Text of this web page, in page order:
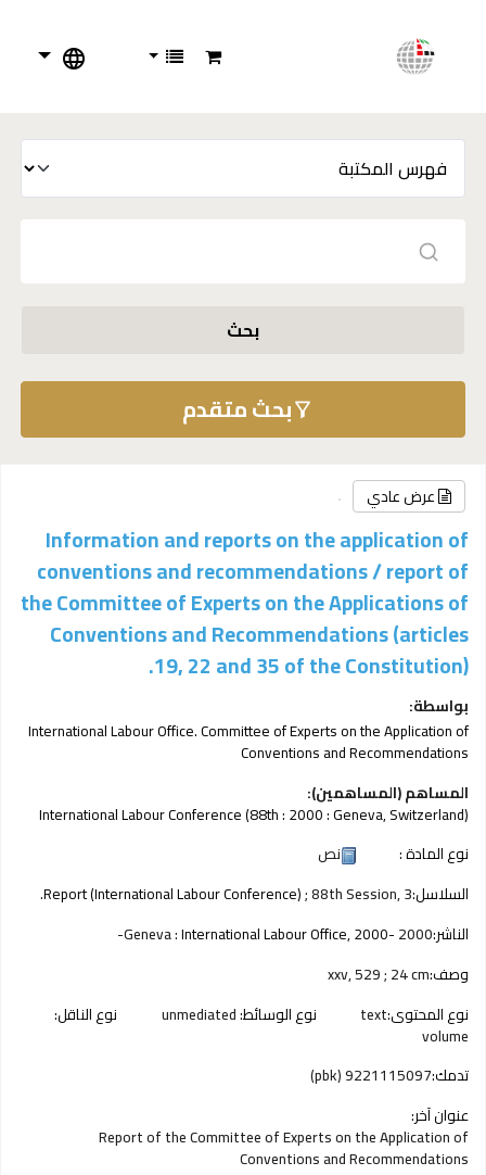
بحث
بحث متقدم
عرض عادي
Information and reports on the application of
conventions and recommendations /report of
the Committee of Experts on the Applications of
Conventions and Recommendations (articles
19, 22 and 35 of the Constitution).
بواسطة:
International Labour Office. Committee of Experts on the Application of
Conventions and Recommendations
المساهم (المساهمين):
International Labour Conference(88th : 2000 : Geneva, Switzerland)
نوع المادة :
نص
السلاسل:
Report (International Labour Conference); 88th Session, 3.
الناشر:
Geneva :International Labour Office, 2000-2000-
وصف:xxv, 529 ; 24 cm
نوع المحتوى:text نوع الوسائط:unmediated نوع الناقل:
volume
تدمك:9221115097 (pbk)
عنوان آخر:
Report of the Committee of Experts on the Application of
Conventions and Recommendations